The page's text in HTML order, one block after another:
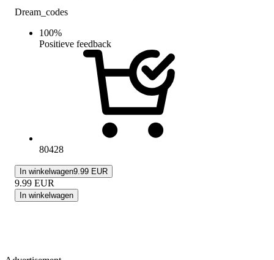
Dream_codes
100%
Positieve feedback
80428
In winkelwagen9.99 EUR
9.99 EUR
In winkelwagen